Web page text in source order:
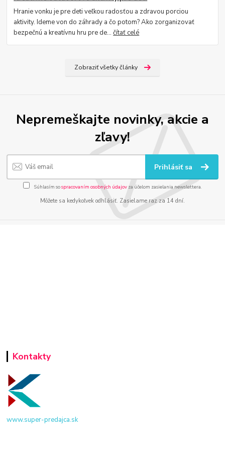
Hranie vonku je pre deti veľkou radosťou a zdravou porciou
aktivity. Ideme von do záhrady a čo potom? Ako zorganizovať
bezpečnú a kreatívnu hru pre de...čítať celé
Zobraziť všetky články
Nepremeškajte novinky, akcie a
zľavy!
Prihlásiť sa
Súhlasím sospracovaním osobných údajov za účelom zasielania newslettera.
Môžete sa kedykoľvek odhlásiť. Zasielame raz za 14 dní.
Kontakty
www.super-predajca.sk